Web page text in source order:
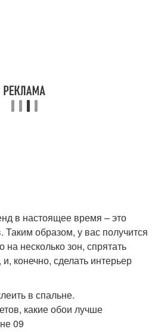
в настоящее время – это
образом, у вас получится
на несколько зон, спрятать
конечно, сделать интерьер